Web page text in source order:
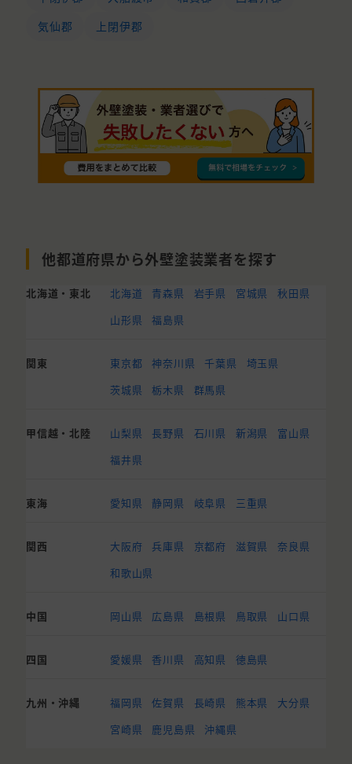
気仙郡
上閉伊郡
他都道府県から外壁塗装業者を探す
北海道・東北 北海道 青森県 岩手県 宮城県
秋田県
山形県
福島県
関東 東京都 神奈川県 千葉県
埼玉県
茨城県
栃木県 群馬県
甲信越・北陸 山梨県 長野県 石川県 新潟県
富山県
福井県
東海 愛知県 静岡県 岐阜県 三重県
関西 大阪府 兵庫県 京都府 滋賀県
奈良県
和歌山県
中国 岡山県 広島県 島根県 鳥取県 山口県
四国 愛媛県 香川県 高知県 徳島県
九州・沖縄 福岡県 佐賀県 長崎県 熊本県
大分県
宮崎県
鹿児島県 沖縄県